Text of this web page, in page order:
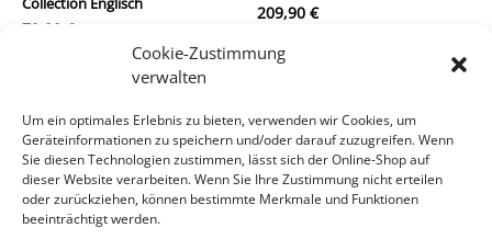
Cookie-Zustimmung
verwalten
Um ein optimales Erlebnis zu bieten, verwenden wir Cookies, um
Geräteinformationen zu speichern und/oder darauf zuzugreifen. Wenn
Sie diesen Technologien zustimmen, lässt sich der Online-Shop auf
dieser Website verarbeiten. Wenn Sie Ihre Zustimmung nicht erteilen
oder zurückziehen, können bestimmte Merkmale und Funktionen
beeinträchtigt werden.
79,90 €
In den Warenkorb
209,90 €
inkl. MwSt.
In den Warenkorb